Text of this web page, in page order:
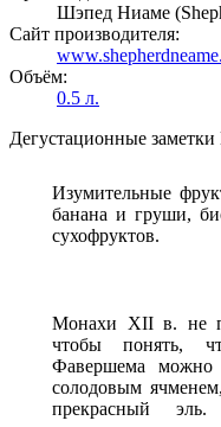
Шэпед Ниаме
Сайт производителя:
Объём:
0.5 л.
Дегустационные заметки
Изумительные
банана и груши,
сухофруктов.
Монахи XII в. не
чтобы понять,
Фавершема можно
солодовым
прекрасный